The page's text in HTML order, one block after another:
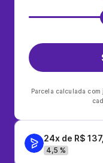
Parcela calculada
24x de R$
4,5 %